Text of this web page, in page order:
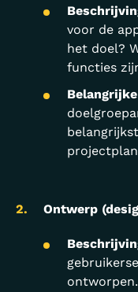
voor de
het doel?
functies
Ontwerp